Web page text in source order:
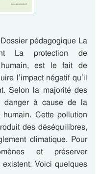
pédagogique La
La protection de
humain, est le fait de
l’impact négatif qu’il
Selon la majorité des
danger à cause de la
Cette pollution
des déséquilibres,
climatique. Pour
et préserver
existent. Voici quelques